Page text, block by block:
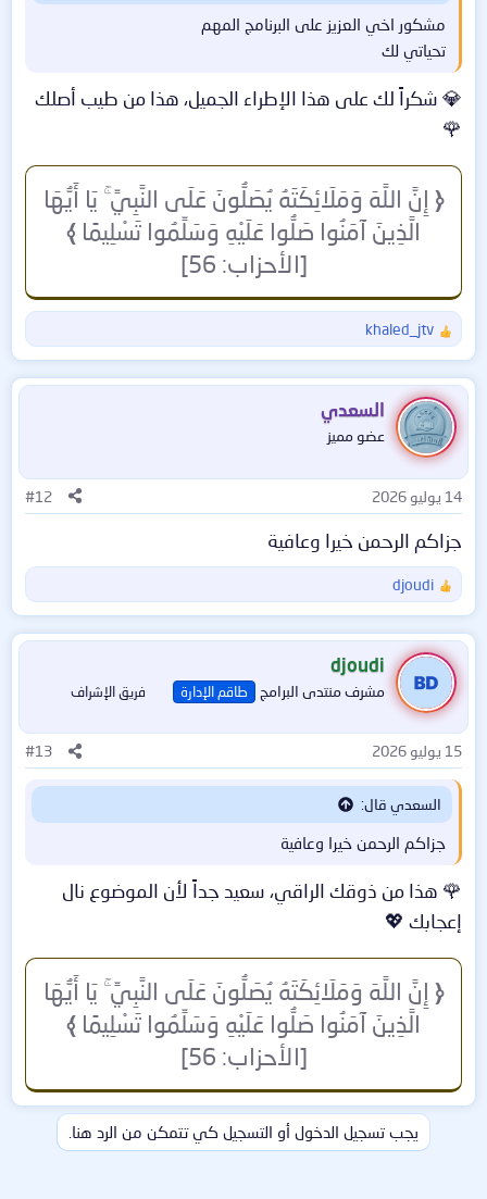
مشكور اخي العزيز على البرنامج المهم
تحياتي لك
💎 شكراً لك على هذا الإطراء الجميل، هذا من طيب أصلك
🌹
﴿ إِنَّ اللَّهَ وَمَلَائِكَتَهُ يُصَلُّونَ عَلَى النَّبِيِّ ۚ يَا أَيُّهَا
الَّذِينَ آمَنُوا صَلُّوا عَلَيْهِ وَسَلِّمُوا تَسْلِيمًا﴾
[الأحزاب: 56]
ل
ت
ف
ا
ع
ا
ت
khaled_jtv
السعدي
عضو مميز
14 يوليو 2026 #12
جزاكم الرحمن خيرا وعافية
ل
ت
ف
ا
ع
ا
ت
:
djoudi
djoudi
مشرف منتدى البرامج طاقم الإدارة فريق الإشراف
15 يوليو 2026 #13
السعدي قال:
جزاكم الرحمن خيرا وعافية
🌹 هذا من ذوقك الراقي، سعيد جداً لأن الموضوع نال
إعجابك 💖
﴿ إِنَّ اللَّهَ وَمَلَائِكَتَهُ يُصَلُّونَ عَلَى النَّبِيِّ ۚ يَا أَيُّهَا
الَّذِينَ آمَنُوا صَلُّوا عَلَيْهِ وَسَلِّمُوا تَسْلِيمًا﴾
[الأحزاب: 56]
يجب تسجيل الدخول أو التسجيل كي تتمكن من الرد هنا.